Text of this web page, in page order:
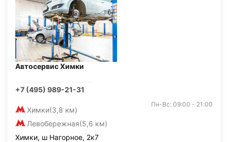
Автосервис Химки
+7 (495) 989-21-31
Химки(3,8 км)
Левобережная(5,6 км)
Пн-Вс: 09:00 - 21:00
Химки, ш Нагорное, 2к7